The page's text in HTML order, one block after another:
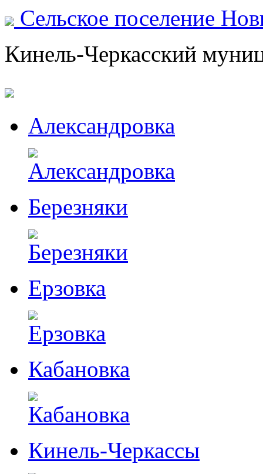
Сельское поселение
Кинель-Черкасский
Александровка
Березняки
Ерзовка
Кабановка
Кинель-Черкассы